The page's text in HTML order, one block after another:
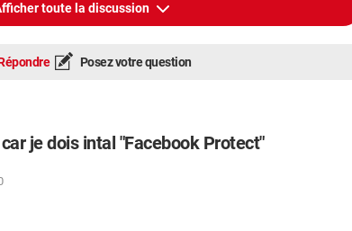
toute la discussion
Posez votre question
je dois intal "Facebook Protect"